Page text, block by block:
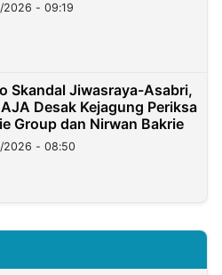
2026 - 09:19
Skandal Jiwasraya-Asabri,
Desak Kejagung Periksa
Group dan Nirwan Bakrie
2026 - 08:50